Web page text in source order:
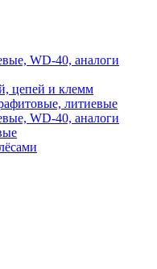
WD-40, аналоги
цепей и клемм
литиевые
WD-40, аналоги